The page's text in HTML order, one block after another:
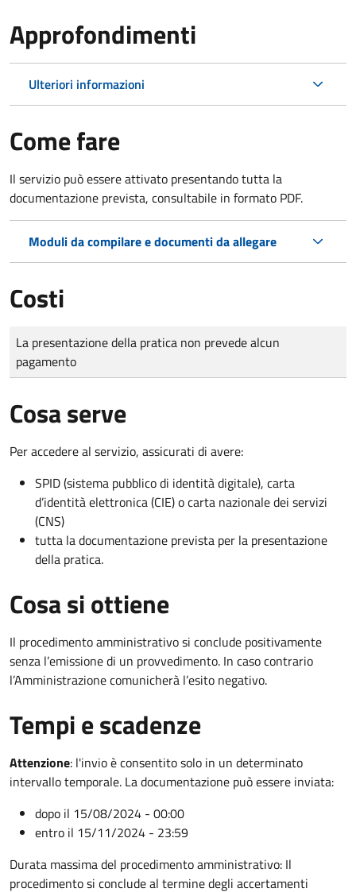
Approfondimenti
Ulteriori informazioni
Come fare
Il servizio può essere attivato presentando tutta la
documentazione prevista, consultabile in formato PDF.
Moduli da compilare e documenti da allegare
Costi
Tipo di pagamento
Importo
La presentazione della pratica non prevede alcun
pagamento
Cosa serve
Per accedere al servizio, assicurati di avere:
SPID (sistema pubblico di identità digitale), carta
d’identità elettronica (CIE) o carta nazionale dei servizi
(CNS)
tutta la documentazione prevista per la presentazione
della pratica.
Cosa si ottiene
Il procedimento amministrativo si conclude positivamente
senza l’emissione di un provvedimento. In caso contrario
l’Amministrazione comunicherà l’esito negativo.
Tempi e scadenze
Attenzione: l'invio è consentito solo in un determinato
intervallo temporale. La documentazione può essere inviata:
dopo il 15/08/2024 - 00:00
entro il 15/11/2024 - 23:59
Durata massima del procedimento amministrativo: Il
procedimento si conclude al termine degli accertamenti